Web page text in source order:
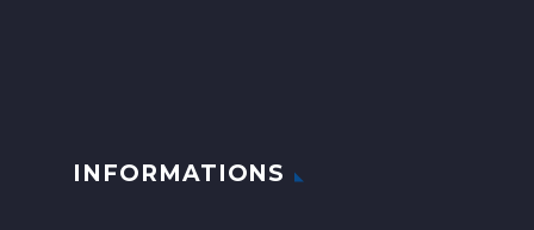
INFORMATIONS